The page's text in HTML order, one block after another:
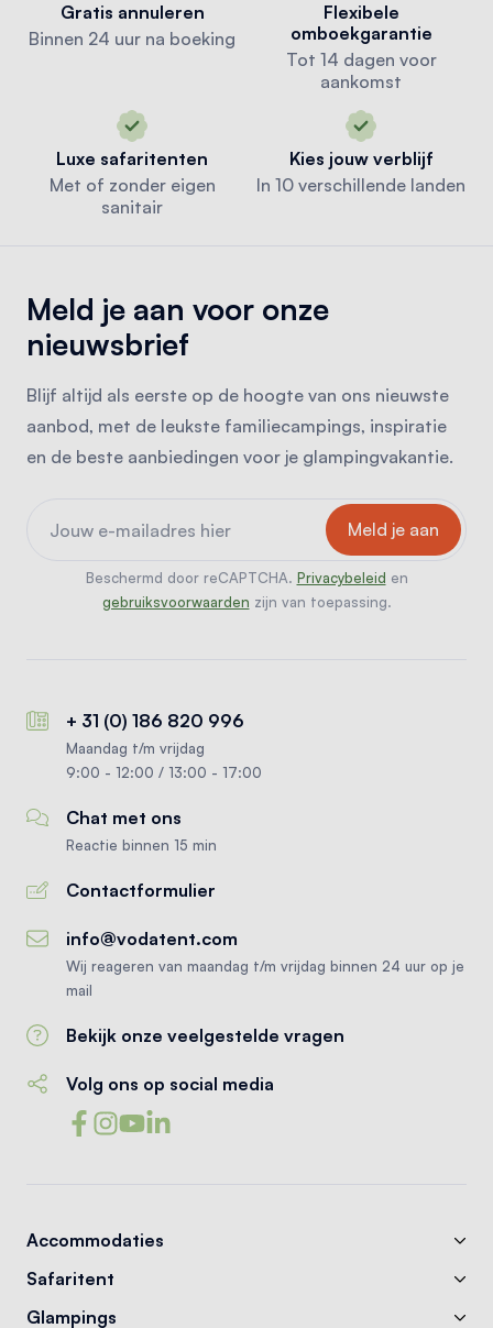
Gratis annuleren
Binnen 24 uur na boeking
Flexibele
omboekgarantie
Tot 14 dagen voor
aankomst
Luxe safaritenten
Met of zonder eigen
sanitair
Kies jouw verblijf
In 10 verschillende landen
Meld je aan voor onze
nieuwsbrief
Blijf altijd als eerste op de hoogte van ons nieuwste
aanbod, met de leukste familiecampings, inspiratie
en de beste aanbiedingen voor je glampingvakantie.
Beschermd door reCAPTCHA. Privacybeleid en
gebruiksvoorwaarden zijn van toepassing.
+ 31 (0) 186 820 996
Maandag t/m vrijdag
9:00 - 12:00 / 13:00 - 17:00
Chat met ons
Reactie binnen 15 min
Contactformulier
info@vodatent.com
Wij reageren van maandag t/m vrijdag binnen 24 uur op je
mail
Bekijk onze veelgestelde vragen
Volg ons op social media
Accommodaties
Safaritent
Glampings